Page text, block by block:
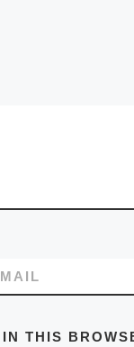
THIS